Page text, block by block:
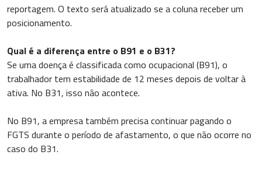
reportagem. O texto será atualizado se a coluna receber um
posicionamento.
Qual é a diferença entre o B91 e o B31?
Se uma doença é classificada como ocupacional (B91), o
trabalhador tem estabilidade de 12 meses depois de voltar à
ativa. No B31, isso não acontece.
No B91, a empresa também precisa continuar pagando o
FGTS durante o período de afastamento, o que não ocorre no
caso do B31.